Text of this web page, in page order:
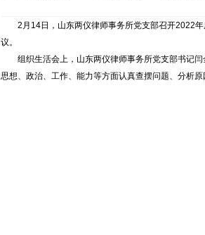
2月14日，山东两仪律师事务所党支部召开2022
议。
组织生活会上，山东两仪律师事务所党支部书记
思想、政治、工作、能力等方面认真查摆问题、分析